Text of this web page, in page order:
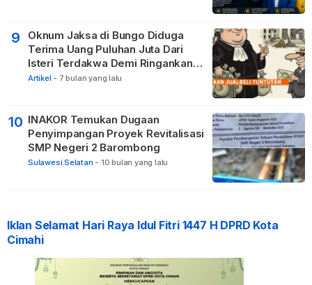
9
Oknum Jaksa di Bungo Diduga
Terima Uang Puluhan Juta Dari
Isteri Terdakwa Demi Ringankan
Hukuman
Artikel - 7 bulan yang lalu
10 INAKOR Temukan Dugaan
Penyimpangan Proyek Revitalisasi
SMP Negeri 2 Barombong
Sulawesi Selatan - 10 bulan yang lalu
Iklan Selamat Hari Raya Idul Fitri 1447 H DPRD Kota
Cimahi